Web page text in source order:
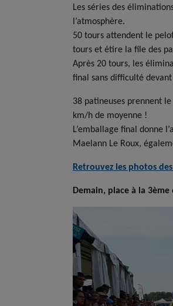
Les séries des
l’atmosphère.
50 tours attendent le
tours et étire la file des
Après 20 tours, les
final sans difficulté
38 patineuses prennent
km/h de moyenne !
L’emballage final donne
Maelann Le Roux,
Retrouvez les photos
Demain, place à la